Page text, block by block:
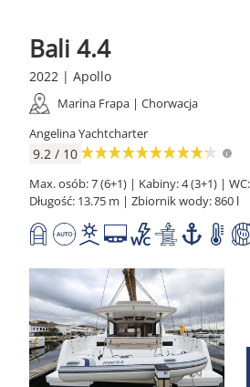
Bali 4.4
2022 | Apollo
Marina Frapa | Chorwacja
Angelina Yachtcharter
9.2 / 10
Max. osób: 7 (6+1) | Kabiny: 4 (3+1) |
Długość: 13.75 m | Zbiornik wody: 860 l